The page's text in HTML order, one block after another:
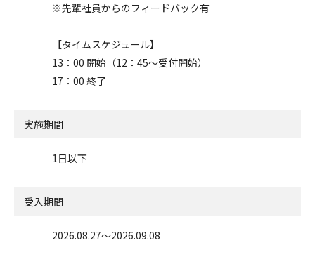
※先輩社員からのフィードバック有
【タイムスケジュール】
13：00 開始（12：45～受付開始）
17：00 終了
実施期間
1日以下
受入期間
2026.08.27〜2026.09.08